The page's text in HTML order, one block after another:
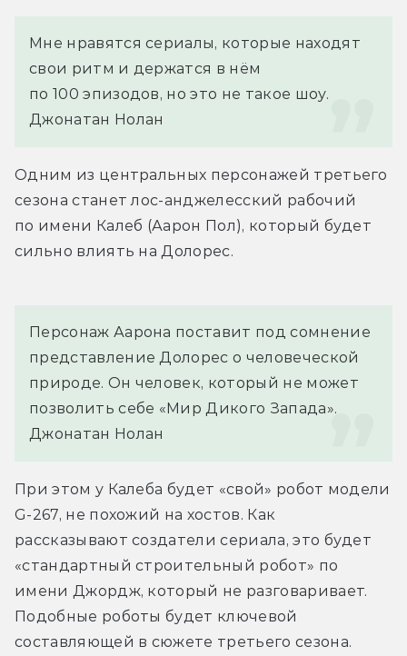
Мне нравятся сериалы, которые находят
свои ритм и держатся в нём
Джонатан Нолан
Одним из центральных персонажей третьего
сезона станет лос-анджелесский рабочий
по имени Калеб (Аарон Пол), который будет
сильно влиять на Долорес.
Персонаж Аарона поставит под сомнение
представление Долорес о человеческой
природе. Он человек, который не может
Джонатан Нолан
При этом у Калеба будет «свой» робот модели
G-267, не похожий на хостов. Как
рассказывают создатели сериала, это будет
«стандартный строительный робот» по
имени Джордж, который не разговаривает.
Подобные роботы будет ключевой
составляющей в сюжете третьего сезона.